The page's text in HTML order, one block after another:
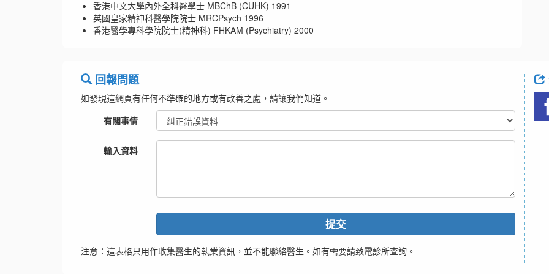
香港中文大學內外全科醫學士 MBChB (CUHK) 1991
英國皇家精神科醫學院院士 MRCPsych 1996
香港醫學專科學院院士(精神科) FHKAM (Psychiatry) 2000
回報問題
如發現這網頁有任何不準確的地方或有改善之處，請讓我們知道。
有關事情
輸入資料
提交
注意：這表格只用作收集醫生的執業資訊，並不能聯絡醫生。如有需要請致電診所查詢。